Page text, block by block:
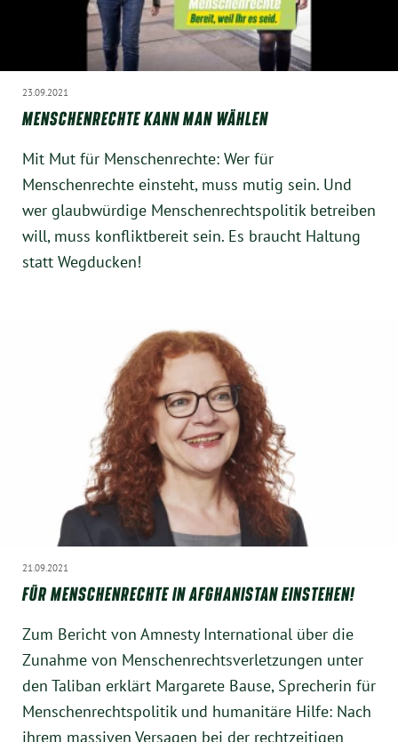
23.09.2021
MENSCHENRECHTE KANN MAN WÄHLEN
Mit Mut für Menschenrechte: Wer für
Menschenrechte einsteht, muss mutig sein. Und
wer glaubwürdige Menschenrechtspolitik betreiben
will, muss konfliktbereit sein. Es braucht Haltung
statt Wegducken!
21.09.2021
FÜR MENSCHENRECHTE IN AFGHANISTAN EINSTEHEN!
Zum Bericht von Amnesty International über die
Zunahme von Menschenrechtsverletzungen unter
den Taliban erklärt Margarete Bause, Sprecherin für
Menschenrechtspolitik und humanitäre Hilfe: Nach
ihrem massiven Versagen bei der rechtzeitigen